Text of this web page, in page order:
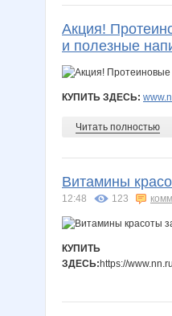
Акция!
и полезные
КУПИТЬ ЗДЕСЬ:
Читать полностью
Витамины
12:48 123
КУПИТЬ
ЗДЕСЬ:https://